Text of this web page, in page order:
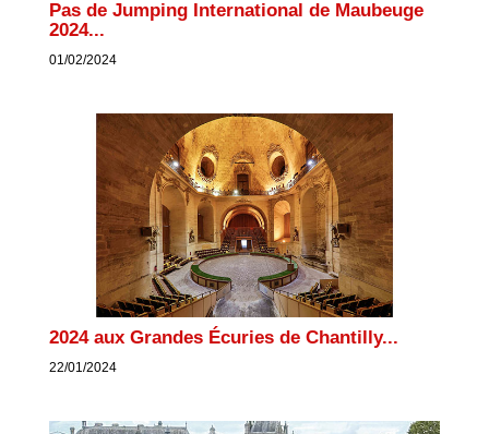
Pas de Jumping International de Maubeuge
2024...
01/02/2024
2024 aux Grandes Écuries de Chantilly...
22/01/2024